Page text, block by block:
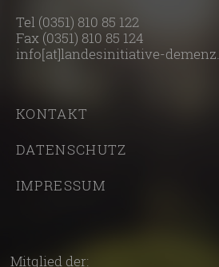
Tel (0351) 810 85 122
Fax (0351) 810 85 124
info[at]landesinitiative-
KONTAKT
DATENSCHUTZ
IMPRESSUM
Mitglied der: